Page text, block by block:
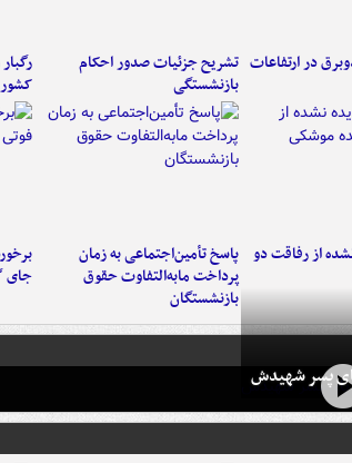
در ارتفاعات تشریح جزئیات صدور احکام
بازنشستگی
کشور
از رفاقت دو پاسخ تأمین‌اجتماعی به زمان
پرداخت مابه‌التفاوت حقوق
بازنشستگان
جای
پسر شهیدش